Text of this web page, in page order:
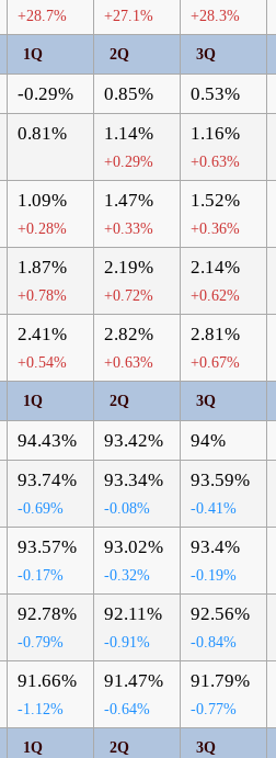
+28.7% +27.1% +28.3%
1Q 2Q 3Q
-0.29% 0.85% 0.53%
0.81% 1.14%
+0.29%
1.16%
+0.63%
1.09%
+0.28%
1.47%
+0.33%
1.52%
+0.36%
1.87%
+0.78%
2.19%
+0.72%
2.14%
+0.62%
2.41%
+0.54%
2.82%
+0.63%
2.81%
+0.67%
1Q 2Q 3Q
94.43% 93.42% 94%
93.74%
-0.69%
93.34%
-0.08%
93.59%
-0.41%
93.57%
-0.17%
93.02%
-0.32%
93.4%
-0.19%
92.78%
-0.79%
92.11%
-0.91%
92.56%
-0.84%
91.66%
-1.12%
91.47%
-0.64%
91.79%
-0.77%
1Q 2Q 3Q